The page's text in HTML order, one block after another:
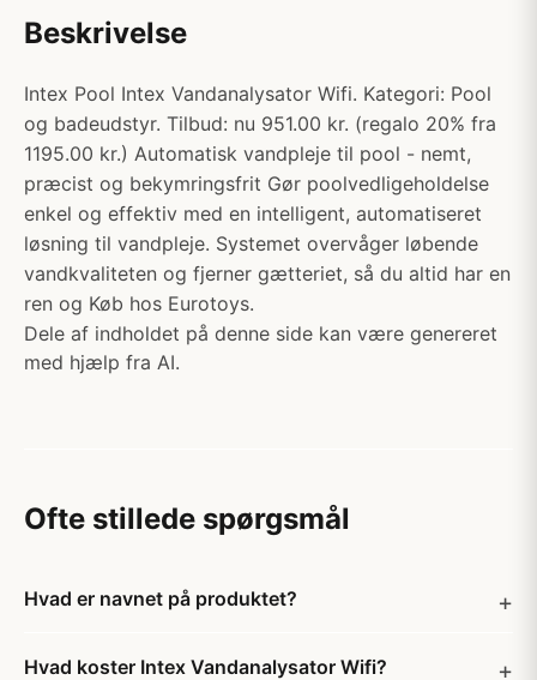
Beskrivelse
Intex Pool Intex Vandanalysator Wifi. Kategori: Pool
og badeudstyr. Tilbud: nu 951.00 kr. (regalo 20% fra
1195.00 kr.) Automatisk vandpleje til pool - nemt,
præcist og bekymringsfrit Gør poolvedligeholdelse
enkel og effektiv med en intelligent, automatiseret
løsning til vandpleje. Systemet overvåger løbende
vandkvaliteten og fjerner gætteriet, så du altid har en
ren og Køb hos Eurotoys.
Dele af indholdet på denne side kan være genereret
med hjælp fra AI.
Ofte stillede spørgsmål
Hvad er navnet på produktet?
Hvad koster Intex Vandanalysator Wifi?